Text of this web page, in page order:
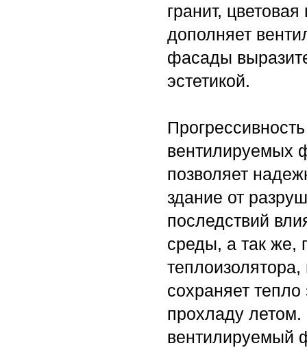
гранит,
дополняет
фасады
эстетикой.
Прогрессивность
вентилируемых
позволяет
здание от
последствий
среды, а так же,
сохраняет
прохладу летом.
вентилируемый